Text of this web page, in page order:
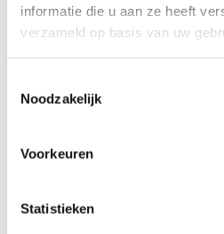
informatie die u aan ze heeft
verzameld op basis van uw
Noodzakelijk
Voorkeuren
Statistieken
Kom meer te weten